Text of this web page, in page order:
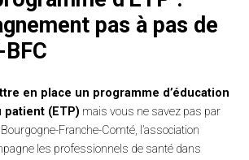
pas à pas de
BFC
en place un programme d’éducation
(ETP) mais vous ne savez pas par
Franche-Comté, l’association
les professionnels de santé dans